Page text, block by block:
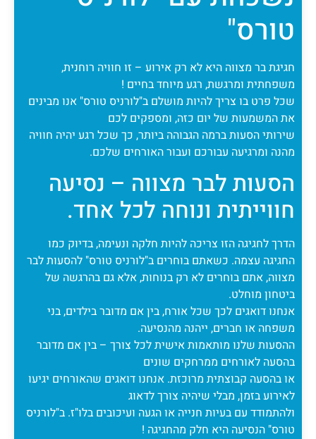
טורס"
חגיגת בר מצווה היא לא רק אירוע – זו חוויה רוחנית,
משפחתית ומרגשת, רגע מיוחד בחיים !
שכל פרט בו צריך להיות מושלם ב"לורניס טורס" אנו מבינים
את המשמעות של יום כזה, ומספקים לכם
שירותי הסעות ברמה הגבוהה ביותר, כך שכל רגע יהיה חוויה
מהנה ומרגיעה עבורכם ועבור האורחים שלכם.
הסעות לבר מצווה – נסיעה
חווייתית ונוחה לכל אחד.
הדרך לחגיגה הזו צריכה להיות חלקה ונעימה, בדיוק כמו
החגיגה עצמה. כשאתם בוחרים ב"לורניס טורס" להסעות לבר
מצווה, אתם בוחרים לא רק בנוחות, אלא גם בהרגשה של
ביטחון מוחלט.
אנחנו דואגים לכך שכל אורח, בין אם מדובר בילדים, בני
משפחה או חברים, ייהנה מהנסיעה.
ההסעות שלנו מותאמות אישית לכל צורך – בין אם מדובר
בהסעה לאורחים ממרחקים שונים
או בהסעה קבוצתית מרוכזת. אנחנו דואגים שהאורחים יגיעו
לאירוע בזמן, מבלי שיהיה צורך לדאוג
ולהתמודד עם בעיות חנייה או הגעה ועיכובים בלו"ז. ב"לורניס
טורס" הנסיעה היא חלק מהחגיגה !